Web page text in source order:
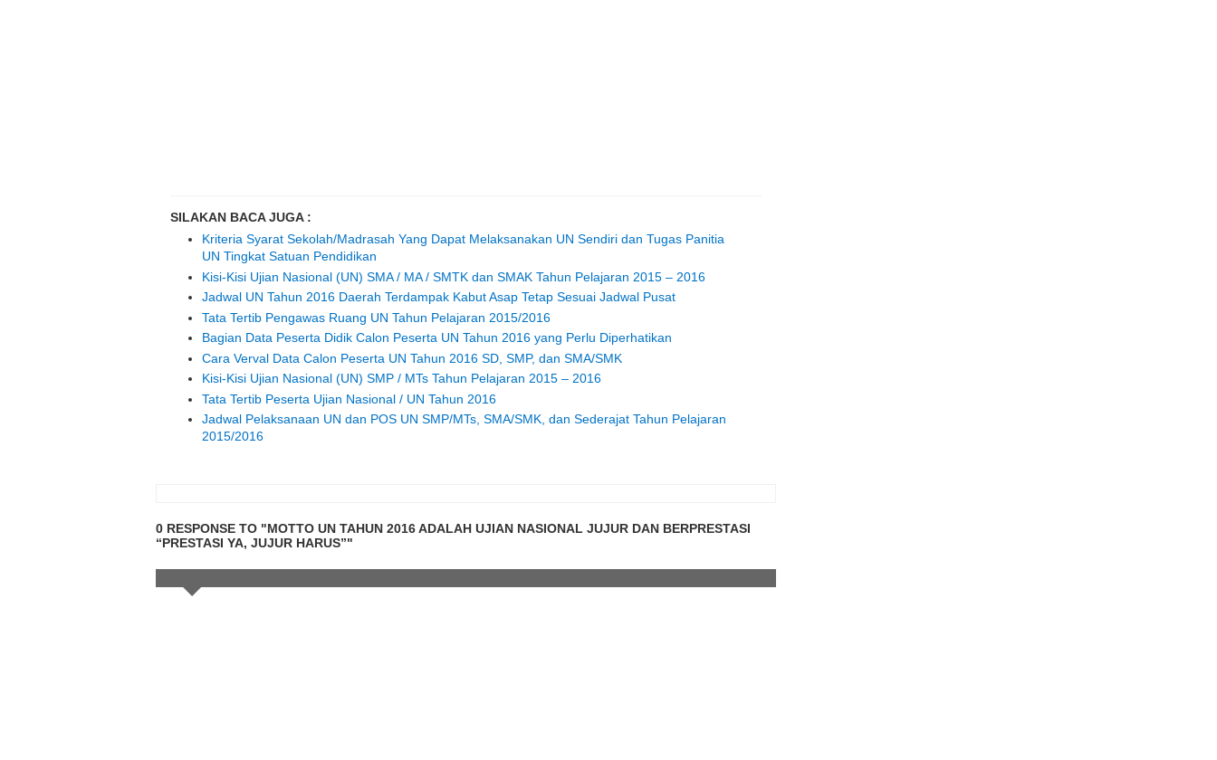
SILAKAN BACA JUGA :
Kriteria Syarat Sekolah/Madrasah Yang Dapat Melaksanakan UN Sendiri dan Tugas Panitia
UN Tingkat Satuan Pendidikan
Kisi-Kisi Ujian Nasional (UN) SMA / MA / SMTK dan SMAK Tahun Pelajaran 2015 – 2016
Jadwal UN Tahun 2016 Daerah Terdampak Kabut Asap Tetap Sesuai Jadwal Pusat
Tata Tertib Pengawas Ruang UN Tahun Pelajaran 2015/2016
Bagian Data Peserta Didik Calon Peserta UN Tahun 2016 yang Perlu Diperhatikan
Cara Verval Data Calon Peserta UN Tahun 2016 SD, SMP, dan SMA/SMK
Kisi-Kisi Ujian Nasional (UN) SMP / MTs Tahun Pelajaran 2015 – 2016
Tata Tertib Peserta Ujian Nasional / UN Tahun 2016
Jadwal Pelaksanaan UN dan POS UN SMP/MTs, SMA/SMK, dan Sederajat Tahun Pelajaran
2015/2016
0 RESPONSE TO "MOTTO UN TAHUN 2016 ADALAH UJIAN NASIONAL JUJUR DAN BERPRESTASI
“PRESTASI YA, JUJUR HARUS”"